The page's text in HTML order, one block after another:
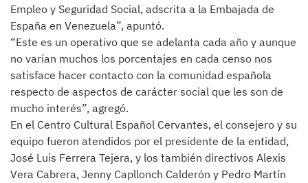
Empleo y Seguridad Social, adscrita a la Embajada de
España en Venezuela”, apuntó.
“Este es un operativo que se adelanta cada año y aunque
no varían muchos los porcentajes en cada censo nos
satisface hacer contacto con la comunidad española
respecto de aspectos de carácter social que les son de
mucho interés”, agregó.
En el Centro Cultural Español Cervantes, el consejero y su
equipo fueron atendidos por el presidente de la entidad,
José Luis Ferrera Tejera, y los también directivos Alexis
Vera Cabrera, Jenny Capllonch Calderón y Pedro Martín